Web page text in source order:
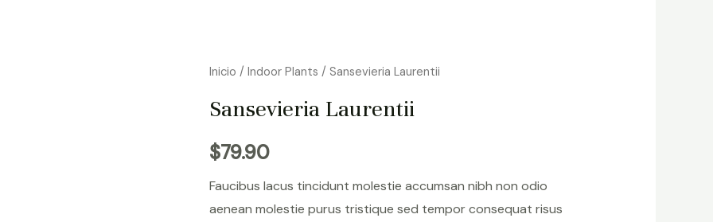
Inicio /Indoor Plants / Sansevieria Laurentii
Sansevieria Laurentii
$79.90
Faucibus lacus tincidunt molestie accumsan nibh non odio
aenean molestie purus tristique sed tempor consequat risus